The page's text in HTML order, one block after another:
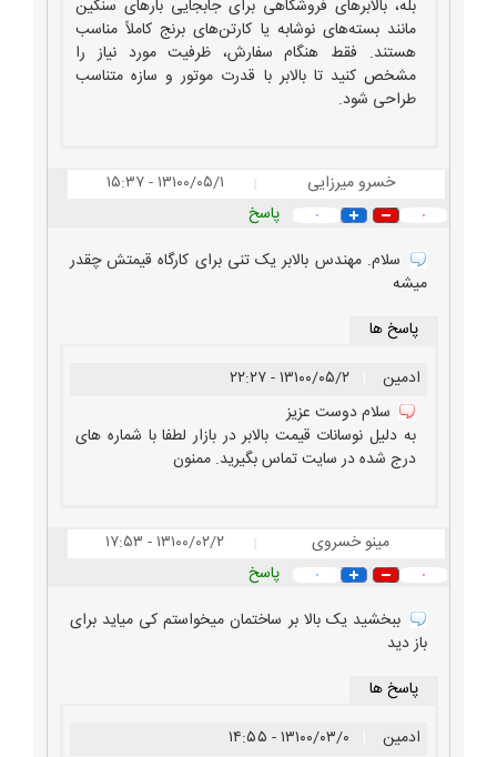
خودرویی در محمدشهر نمایندگی بالان صنعت
قیمت بالابر تلسکوپی
بالابر البرز ساخت بالابر جکی راه اندازی انواع بالابر صنعتی ثابت
اجرا انواع مختلف بالابرهای صنعتی مشکین شهر
بله، بالابرهای فروشگاهی برای جابجایی بارهای سنگین
مانند بسته‌های نوشابه یا کارتن‌های برنج کاملاً مناسب
هستند. فقط هنگام سفارش، ظرفیت مورد نیاز را
مشخص کنید تا بالابر با قدرت موتور و سازه متناسب
طراحی شود.
خسرو میرزایی | ۱۳۱۰۰/۰۵/۱ - ۱۵:۳۷
۰ ۰
پاسخ
سلام. مهندس بالابر یک تنی برای کارگاه قیمتش چقدر
میشه
پاسخ ها
ادمین
۱۳۱۰۰/۰۵/۲ - ۲۲:۲۷
سلام دوست عزیز
به دلیل نوسانات قیمت بالابر در بازار لطفا با شماره های
درج شده در سایت تماس بگیرید. ممنون
مینو خسروی | ۱۳۱۰۰/۰۲/۲ - ۱۷:۵۳
۰ ۰
پاسخ
ببخشید یک بالا بر ساختمان میخواستم کی میاید برای
باز دید
پاسخ ها
ادمین
۱۳۱۰۰/۰۳/۰ - ۱۴:۵۵